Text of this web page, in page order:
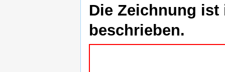
Die Zeichnung
beschrieben.